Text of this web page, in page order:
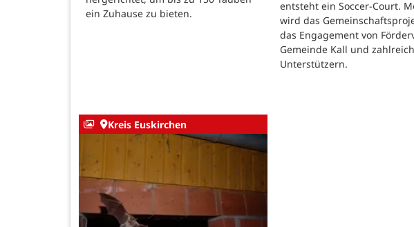
ein Zuhause zu bieten.
entsteht ein Soccer-Court.
wird das
das Engagement von
Gemeinde Kall und
Unterstützern.
Kreis Euskirchen